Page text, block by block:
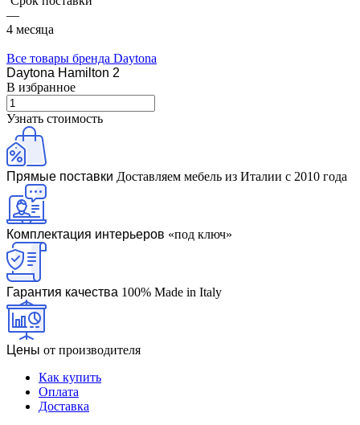
—
4 месяца
Все товары бренда Daytona
Daytona Hamilton 2
В избранное
Узнать стоимость
Прямые поставки Доставляем мебель из Италии с 2010 года
Комплектация интерьеров «под ключ»
Гарантия качества 100% Made in Italy
Цены от производителя
Как купить
Оплата
Доставка